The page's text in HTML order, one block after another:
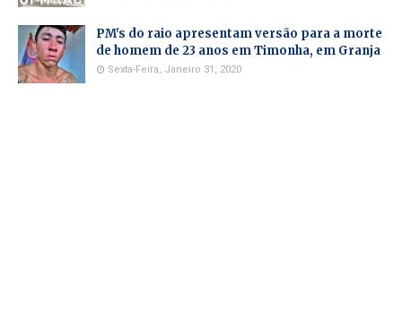
PM's do raio apresentam versão para a morte
de homem de 23 anos em Timonha, em Granja
Sexta-Feira, Janeiro 31, 2020